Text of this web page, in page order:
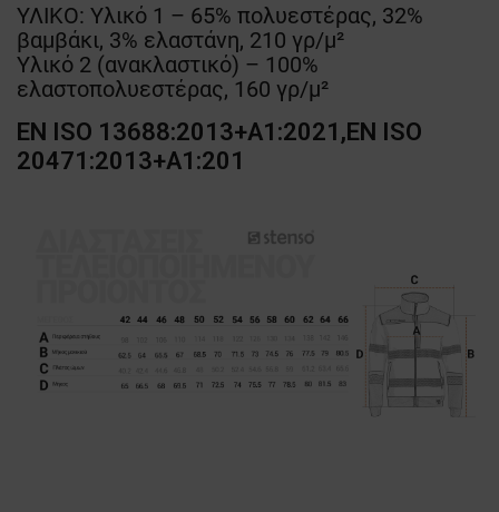
ΥΛΙΚΟ: Υλικό 1 – 65% πολυεστέρας, 32%
βαμβάκι, 3% ελαστάνη, 210 γρ/μ²
Υλικό 2 (ανακλαστικό) – 100%
ελαστοπολυεστέρας, 160 γρ/μ²
EN ISO 13688:2013+A1:2021,EN ISO
20471:2013+A1:201